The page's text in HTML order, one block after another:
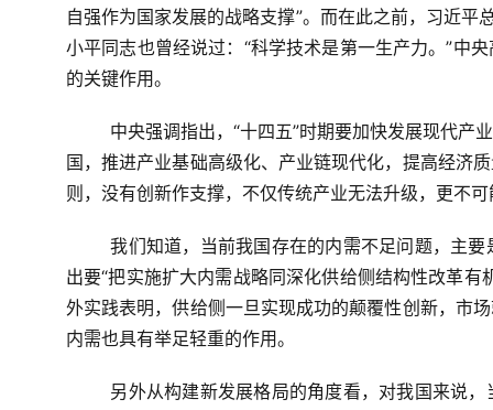
自强作为国家发展的战略支撑”。而在此之前，习近平
小平同志也曾经说过：“科学技术是第一生产力。”中
的关键作用。
中央强调指出，“十四五”时期要加快发展现代产
国，推进产业基础高级化、产业链现代化，提高经济
则，没有创新作支撑，不仅传统产业无法升级，更不
我们知道，当前我国存在的内需不足问题，主
出要“把实施扩大内需战略同深化供给侧结构性改革
外实践表明，供给侧一旦实现成功的颠覆性创新，市
内需也具有举足轻重的作用。
另外从构建新发展格局的角度看，对我国来说